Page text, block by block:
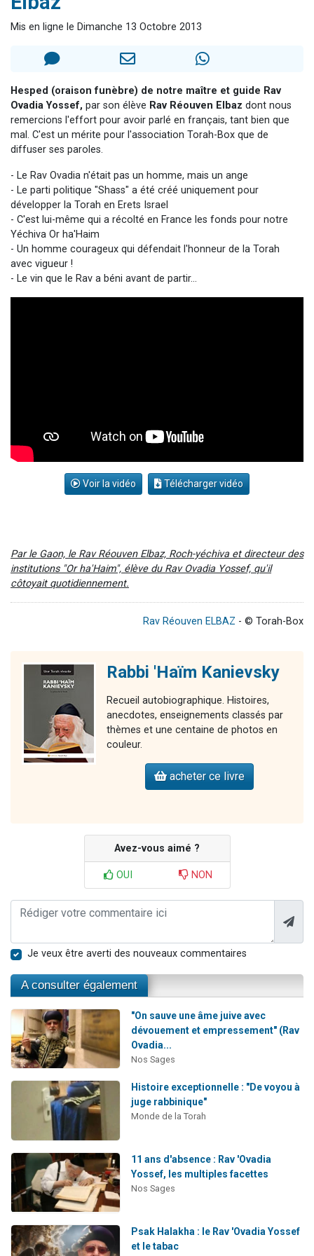
12 nouvelles musiques dans Torah-Box Music
2 personnes viennent de nous rejoindre sur WhatsApp
Mis en ligne le Dimanche 13 Octobre 2013
Hesped (oraison funèbre) de notre maître et guide Rav
Ovadia Yossef, par son élève Rav Réouven Elbaz dont nous
remercions l'effort pour avoir parlé en français, tant bien que
mal. C'est un mérite pour l'association Torah-Box que de
diffuser ses paroles.
- Le Rav Ovadia n'était pas un homme, mais un ange
- Le parti politique "Shass" a été créé uniquement pour
développer la Torah en Erets Israel
- C'est lui-même qui a récolté en France les fonds pour notre
Yéchiva Or ha'Haim
- Un homme courageux qui défendait l'honneur de la Torah
avec vigueur !
- Le vin que le Rav a béni avant de partir...
Voir la vidéo Télécharger vidéo
Par le Gaon, le Rav Réouven Elbaz, Roch-yéchiva et directeur des
institutions "Or ha'Haim", élève du Rav Ovadia Yossef, qu'il
côtoyait quotidiennement.
Rav Réouven ELBAZ - © Torah-Box
Rabbi 'Haïm Kanievsky
Recueil autobiographique. Histoires,
anecdotes, enseignements classés par
thèmes et une centaine de photos en
couleur.
acheter ce livre
Avez-vous aimé ?
OUI NON
Je veux être averti des nouveaux commentaires
A consulter également
"On sauve une âme juive avec
dévouement et empressement" (Rav
Ovadia...
Nos Sages
Histoire exceptionnelle : "De voyou à
juge rabbinique"
Monde de la Torah
11 ans d'absence : Rav 'Ovadia
Yossef, les multiples facettes
Nos Sages
Psak Halakha : le Rav 'Ovadia Yossef
et le tabac